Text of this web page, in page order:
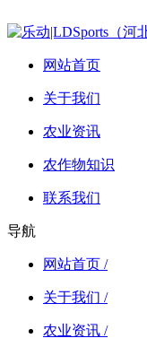
网站首页
关于我们
农业资讯
农作物知识
联系我们
导航
网站首页 /
关于我们 /
农业资讯 /